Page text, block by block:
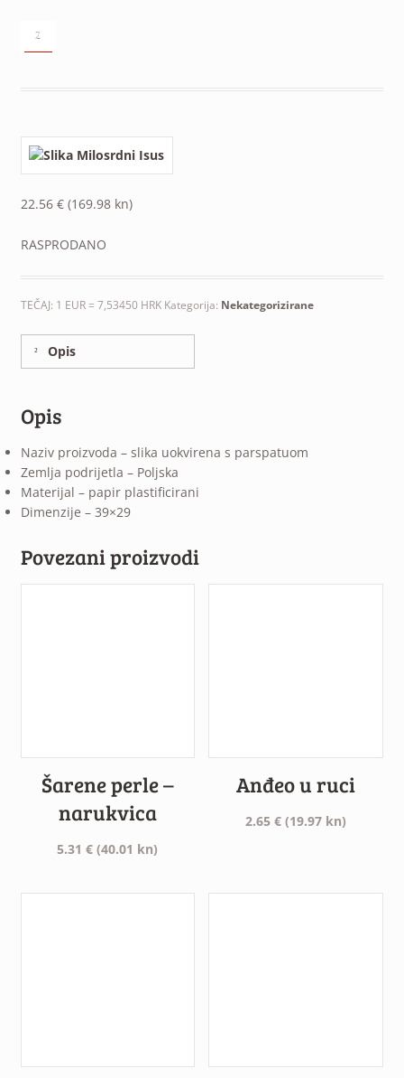
²
22.56 € (169.98 kn)
RASPRODANO
TEČAJ: 1 EUR = 7,53450 HRK Kategorija: Nekategorizirane
Opis
Opis
Naziv proizvoda – slika uokvirena s parspatuom
Zemlja podrijetla – Poljska
Materijal – papir plastificirani
Dimenzije – 39×29
Povezani proizvodi
Šarene perle –
narukvica
5.31€ (40.01 kn)
Anđeo u ruci
2.65 € (19.97 kn)